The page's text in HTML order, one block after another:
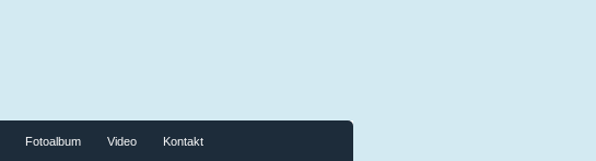
Fotoalbum Video Kontakt